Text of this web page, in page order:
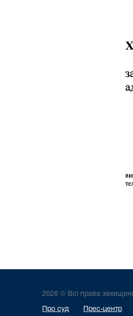
2026 © Всі права захищені
Про суд Прес-центр